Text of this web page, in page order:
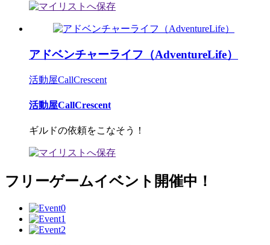
アドベンチャーライフ（AdventureLife）
活動屋CallCrescent
活動屋CallCrescent
ギルドの依頼をこなそう！
フリーゲームイベント開催中！